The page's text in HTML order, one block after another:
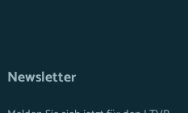
Newsletter